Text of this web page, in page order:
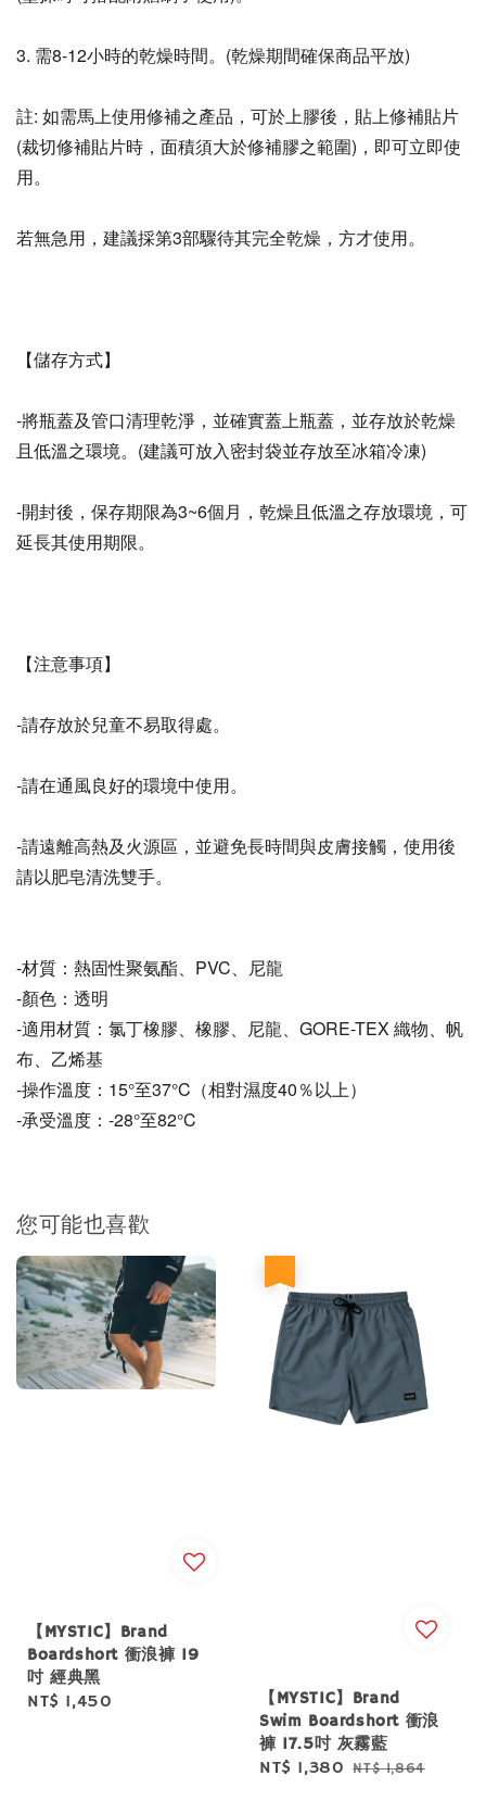
3. 需8-12小時的乾燥時間。(乾燥期間確保商品平放)
註: 如需馬上使用修補之產品，可於上膠後，貼上修補貼片
(裁切修補貼片時，面積須大於修補膠之範圍)，即可立即使
用。
若無急用，建議採第3部驟待其完全乾燥，方才使用。
【儲存方式】
-將瓶蓋及管口清理乾淨，並確實蓋上瓶蓋，並存放於乾燥
且低溫之環境。(建議可放入密封袋並存放至冰箱冷凍)
-開封後，保存期限為3~6個月，乾燥且低溫之存放環境，可
延長其使用期限。
【注意事項】
-請存放於兒童不易取得處。
-請在通風良好的環境中使用。
-請遠離高熱及火源區，並避免長時間與皮膚接觸，使用後
請以肥皂清洗雙手。
-材質：熱固性聚氨酯、PVC、尼龍
-顏色：透明
-適用材質：氯丁橡膠、橡膠、尼龍、GORE-TEX 織物、帆
布、乙烯基
-操作溫度：15°至37°C（相對濕度40％以上）
-承受溫度：-28°至82°C
您可能也喜歡
【MYSTIC】Brand
Boardshort 衝浪褲 19
吋 經典黑
Regular
NT$ 1,450
【MYSTIC】Brand
Swim Boardshort 衝浪
褲 17.5吋 灰霧藍
Sale
NT$ 1,380 Regular
NT$ 1,864